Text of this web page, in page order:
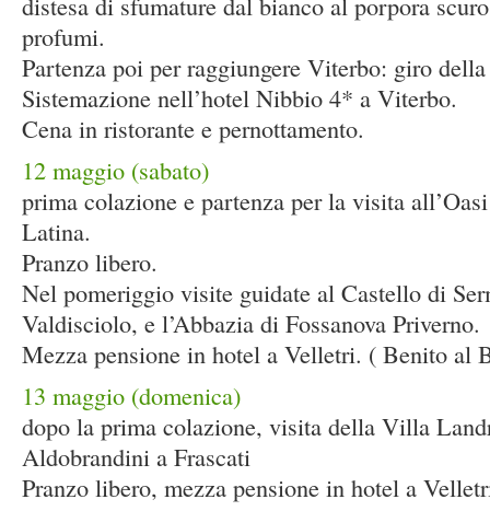
profumi.
Partenza poi per raggiungere Viterbo: giro
Sistemazione nell’hotel Nibbio 4* a Viterbo.
Cena in ristorante e pernottamento.
12 maggio (sabato)
prima colazione e partenza per la visita
Latina.
Pranzo libero.
Nel pomeriggio visite guidate al Castello di
Valdisciolo, e l’Abbazia di Fossanova Priverno.
Mezza pensione in hotel a Velletri. ( Benito al
13 maggio (domenica)
dopo la prima colazione, visita della Villa
Aldobrandini a Frascati
Pranzo libero, mezza pensione in hotel a